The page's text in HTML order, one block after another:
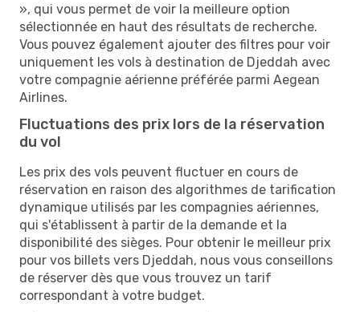
», qui vous permet de voir la meilleure option
sélectionnée en haut des résultats de recherche.
Vous pouvez également ajouter des filtres pour voir
uniquement les vols à destination de Djeddah avec
votre compagnie aérienne préférée parmi Aegean
Airlines.
Fluctuations des prix lors de la réservation
du vol
Les prix des vols peuvent fluctuer en cours de
réservation en raison des algorithmes de tarification
dynamique utilisés par les compagnies aériennes,
qui s'établissent à partir de la demande et la
disponibilité des sièges. Pour obtenir le meilleur prix
pour vos billets vers Djeddah, nous vous conseillons
de réserver dès que vous trouvez un tarif
correspondant à votre budget.